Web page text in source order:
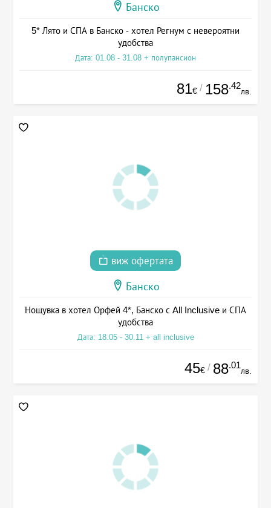
Банско
5* Лято и СПА в Банско - хотел Регнум с невероятни
удобства
Дата: 01.08 - 31.08 + полупансион
81€ / 158.42
лв.
виж офертата
Банско
Нощувка в хотел Орфей 4*, Банско с All Inclusive и СПА
удобства
Дата: 18.05 - 30.11 + all inclusive
45€ / 88.01
лв.